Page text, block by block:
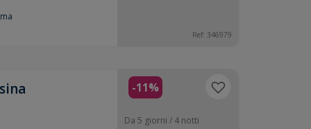
Ref: 346979
-11%
Da 5 giorni / 4 notti